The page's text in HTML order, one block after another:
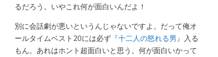
るだろう。いやこれ何が面白いんだよ！
別に会話劇が悪いというんじゃないですよ。だって俺オ
ールタイムベスト20には必ず 『十二人の怒れる男』 入る
もん。あれはホント超面白いと思う。何が面白いかって